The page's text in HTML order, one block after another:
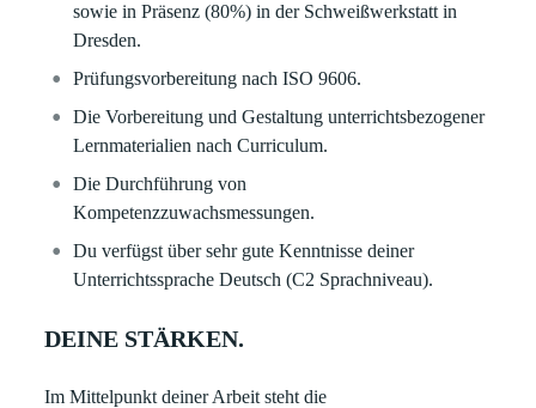
sowie in Präsenz (80%) in der Schweißwerkstatt in
Dresden.
Prüfungsvorbereitung nach ISO 9606.
Die Vorbereitung und Gestaltung unterrichtsbezogener
Lernmaterialien nach Curriculum.
Die Durchführung von
Kompetenzzuwachsmessungen.
Du verfügst über sehr gute Kenntnisse deiner
Unterrichtssprache Deutsch (C2 Sprachniveau).
DEINE STÄRKEN.
Im Mittelpunkt deiner Arbeit steht die